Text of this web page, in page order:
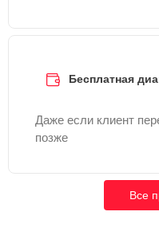
Бесплатная
Даже если клиент
позже
Все